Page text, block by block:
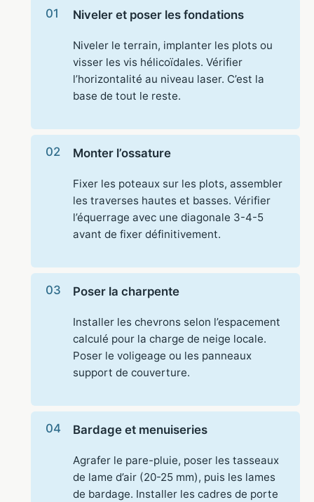
Niveler et poser les fondations
Niveler le terrain, implanter les plots ou
visser les vis hélicoïdales. Vérifier
l’horizontalité au niveau laser. C’est la
base de tout le reste.
Monter l’ossature
Fixer les poteaux sur les plots, assembler
les traverses hautes et basses. Vérifier
l’équerrage avec une diagonale 3-4-5
avant de fixer définitivement.
Poser la charpente
Installer les chevrons selon l’espacement
calculé pour la charge de neige locale.
Poser le voligeage ou les panneaux
support de couverture.
Bardage et menuiseries
Agrafer le pare-pluie, poser les tasseaux
de lame d’air (20-25 mm), puis les lames
de bardage. Installer les cadres de porte